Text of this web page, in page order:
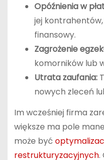
Opóźnienia w
jej
finansowy.
Zagrożenie
komorników lub
Utrata zaufania:
nowych zleceń
Im wcześniej firma
większe ma pole
może być
restrukturyzacyjnych.